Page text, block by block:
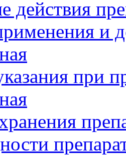
действия
и
при